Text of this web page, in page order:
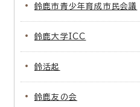
鈴鹿市青少年育成市民会議
鈴鹿大学ICC
鈴活起
鈴鹿友の会